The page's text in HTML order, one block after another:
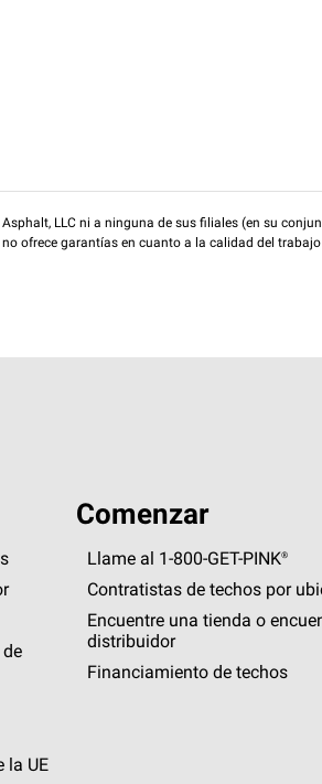
LLC ni a ninguna de sus filiales (en su
ofrece garantías en cuanto a la calidad del
de
la UE
Comenzar
Llame al 1-800-GET -PINK®
Contratistas de techos por
Encuentre una tienda o
distribuidor
Financiamiento de techos